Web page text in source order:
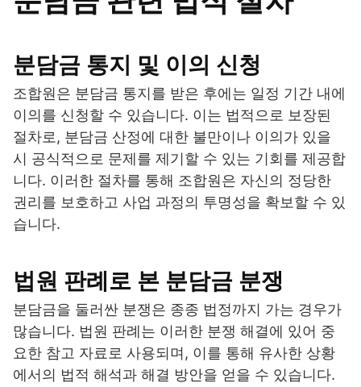
분담금 통지 및 이의 신청
조합원은 분담금 통지를 받은 후에는 일정 기간 내에
이의를 신청할 수 있습니다. 이는 법적으로 보장된
절차로, 분담금 산정에 대한 불만이나 이의가 있을
시 공식적으로 문제를 제기할 수 있는 기회를 제공합
니다. 이러한 절차를 통해 조합원은 자신의 정당한
권리를 보호하고 사업 과정의 투명성을 확보할 수 있
습니다.
법원 판례로 본 분담금 분쟁
분담금을 둘러싼 분쟁은 종종 법정까지 가는 경우가
많습니다. 법원 판례는 이러한 분쟁 해결에 있어 중
요한 참고 자료로 사용되며, 이를 통해 유사한 상황
에서의 법적 해석과 해결 방안을 얻을 수 있습니다.